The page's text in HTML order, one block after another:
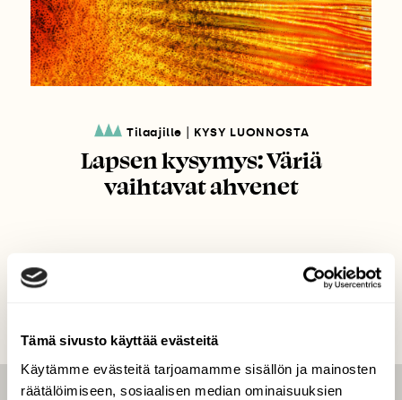
Tämä sivusto käyttää evästeitä
Käytämme evästeitä tarjoamamme sisällön ja mainosten
räätälöimiseen, sosiaalisen median ominaisuuksien
Tilaajille KYSY LUONNOSTA
Lapsen kysymys: Väriä
vaihtavat ahvenet